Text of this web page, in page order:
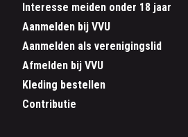
Interesse meiden onder 18 jaar
Aanmelden bij VVU
Aanmelden als verenigingslid
Afmelden bij VVU
Kleding bestellen
Contributie